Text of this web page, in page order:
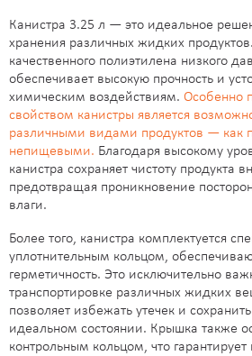
Канистра 3.25 л — это идеальное
хранения различных жидких
качественного полиэтилена низкого
обеспечивает высокую прочность и
химическим воздействиям. Особенно
свойством канистры является
различными видами продуктов — как
непищевыми. Благодаря высокому
канистра сохраняет чистоту продукта
предотвращая проникновение
влаги.
Более того, канистра комплектуется
уплотнительным кольцом,
герметичность. Это исключительно
транспортировке различных жидких
позволяет избежать утечек и
идеальном состоянии. Крышка также
контрольным кольцом, что